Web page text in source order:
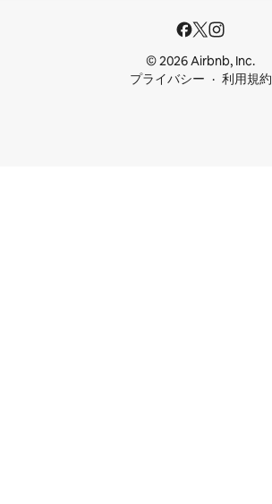
© 2026 Airbnb, Inc.
プライバシー
利用規約